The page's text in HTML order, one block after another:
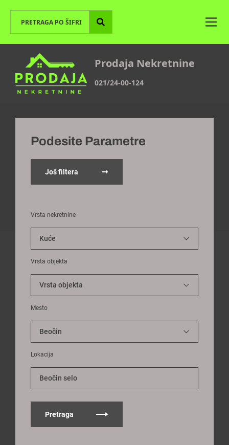
Prodaja Nekretnine
021/24-00-124
Podesite Parametre
Još filtera
Vrsta nekretnine
Vrsta objekta
Mesto
Lokacija
Beočin selo
Pretraga